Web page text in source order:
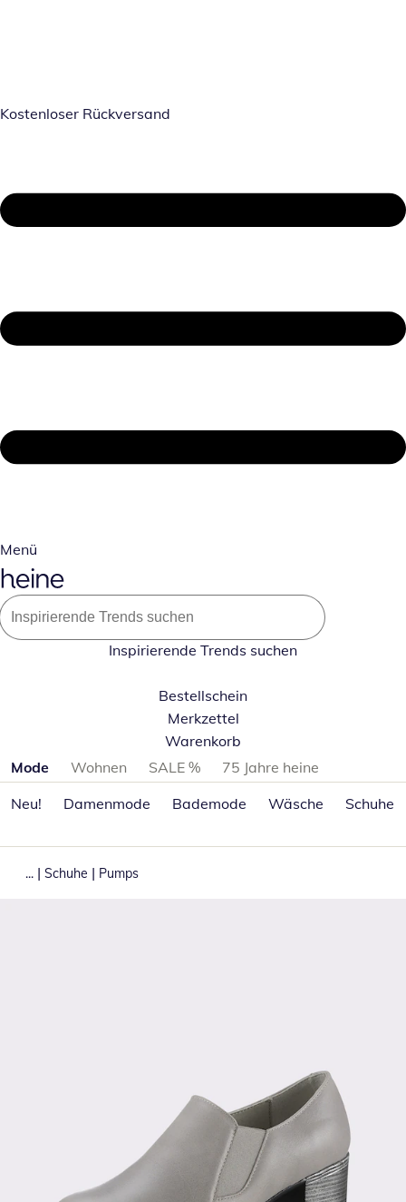
Kostenloser Rückversand
Menü
Inspirierende Trends suchen
Bestellschein
Merkzettel
Warenkorb
Produktkategorien überspringen
Mode Wohnen SALE %
75 Jahre heine
Neu!
Damenmode Bademode Wäsche Schuhe
... | Schuhe | Pumps